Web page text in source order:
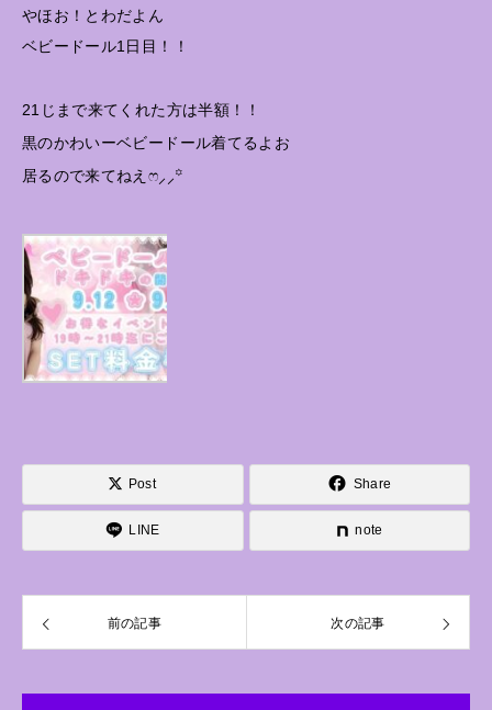
やほお！とわだよん
ベビードール1日目！！
21じまで来てくれた方は半額！！
黒のかわいーベビードール着てるよお
居るので来てねえෆ‪‪⸝⸝꙳
Post Share
LINE note
前の記事 次の記事